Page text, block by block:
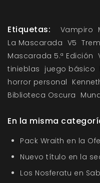
Etiquetas: Vampiro
La Mascarada V5
Mascarada 5.ª Edición
tinieblas juego básico
horror personal
Biblioteca Oscura
En la misma
Pack Wraith en la
Nuevo título en la
Los Nosferatu en